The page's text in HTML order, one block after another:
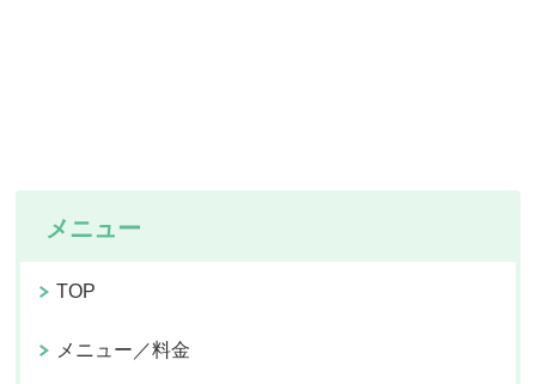
メニュー
TOP
メニュー／料金